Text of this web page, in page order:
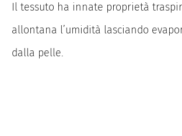
Il tessuto ha innate proprietà
allontana l’umidità lasciando
dalla pelle.